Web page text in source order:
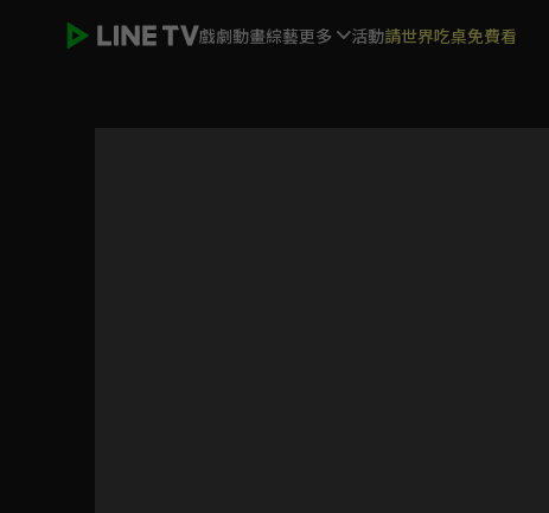
戲劇動畫綜藝更多 活動請世界吃桌免費看